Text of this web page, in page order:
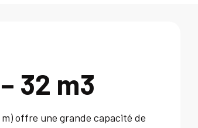
32 m3
m) offre une grande capacité de